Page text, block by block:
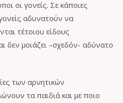
οι γονείς. Σε κάποιες
αδυνατούν να
τέτοιου είδους
δεν μοιάζει –σχεδόν- αδύνατο
των αρνητικών
τα παιδιά και με ποιο